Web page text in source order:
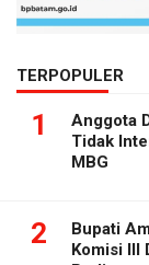
TERPOPULER
1
Anggota
Tidak
MBG
2
Bupati
Komisi III